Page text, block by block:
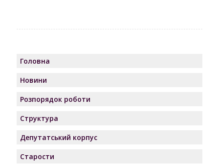
Головна
Новини
Розпорядок роботи
Структура
Депутатський корпус
Старости